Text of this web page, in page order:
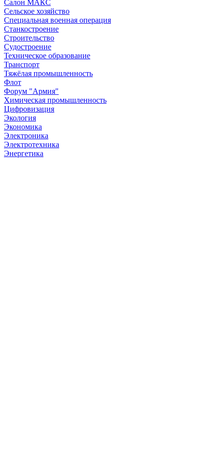
Салон МАКС
Сельское хозяйство
Специальная военная операция
Станкостроение
Строительство
Судостроение
Техническое образование
Транспорт
Тяжёлая промышленность
Флот
Форум "Армия"
Химическая промышленность
Цифровизация
Экология
Экономика
Электроника
Электротехника
Энергетика